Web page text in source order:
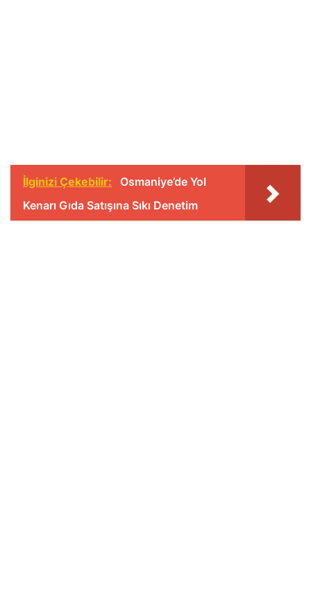
İlginizi Çekebilir:
Osmaniye’de Yol
Kenarı Gıda Satışına Sıkı Denetim